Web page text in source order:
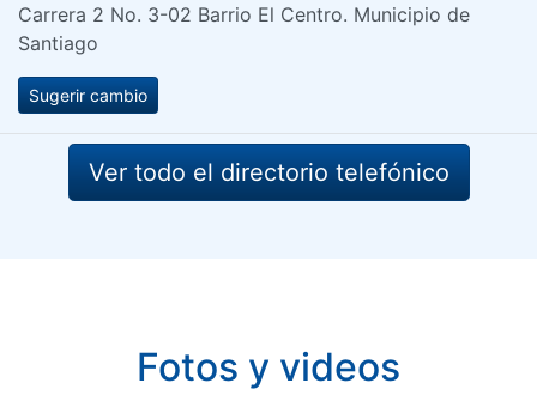
Carrera 2 No. 3-02 Barrio El Centro. Municipio de
Santiago
Sugerir cambio
Ver todo el directorio telefónico
Fotos y videos